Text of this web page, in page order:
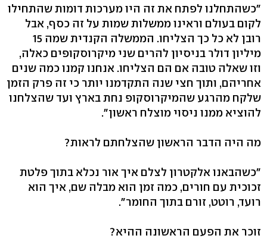
"כשהתחלנו לפתח את זה היו מערכות דומות שהתחילו
לקום בעולם וראינו ממשלות שמות על זה כסף, אבל
רובן לא כל כך הצליחו. הממשלה הקנדית שמה 15
מיליון דולר בניסיון להרים שני מיקרוסקופים כאלה,
וזו שאלה טובה אם הם הצליחו. אנחנו קמנו כמה שנים
אחריהם, ותוך חצי שנה התקדמנו יותר כי זה פרק הזמן
שלקח מהרגע שהמיקרוסקופ נחת בארץ ועד שהצלחנו
להוציא ממנו ניסוי מוצלח ראשון".
מה היה הדבר הראשון שהצלחתם לראות?
"כשהבאנו אלקטרון לצלם איך אור נכלא בתוך פלטת
זכוכית עם חורים, כמה זמן הוא מבלה שם, איך הוא
רועד, רוטט, זורם בתוך החומר".
זוכר את הפעם הראשונה ההיא?